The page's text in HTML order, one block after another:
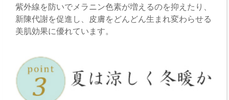
紫外線を防いでメラニン色素が増えるのを抑えたり、
新陳代謝を促進し、皮膚をどんどん生まれ変わらせる
美肌効果に優れています。